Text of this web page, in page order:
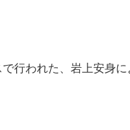
行われた、岩上安身に